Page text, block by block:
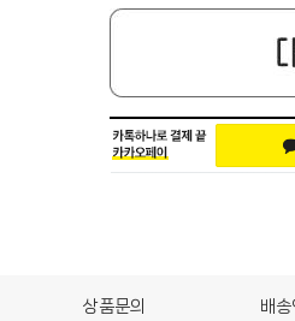
상품문의 배